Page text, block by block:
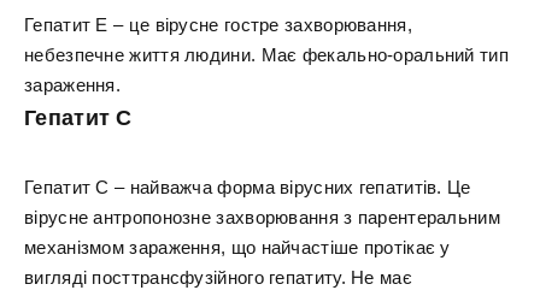
Гепатит Е – це вірусне гостре захворювання,
небезпечне життя людини. Має фекально-оральний тип
зараження.
Гепатит С
Гепатит С – найважча форма вірусних гепатитів. Це
вірусне антропонозне захворювання з парентеральним
механізмом зараження, що найчастіше протікає у
вигляді посттрансфузійного гепатиту. Не має